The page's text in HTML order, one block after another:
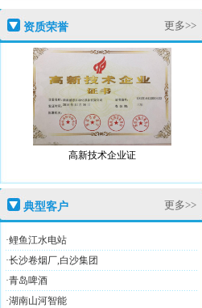
资质荣誉 更多>>
高新技术企业证
典型客户 更多>>
·鲤鱼江水电站
·长沙卷烟厂,白沙集团
·青岛啤酒
·湖南山河智能